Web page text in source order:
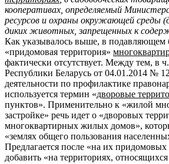
кооперативах, определяемый
ресурсов и охраны окружающей среды
диких животных, запрещенных к
Как указывалось выше, в подавляющем
«придомовая территория»
фактически отсутствует. Между тем, в
Республики Беларусь от 04.01.2014 №
деятельности по профилактике
используется термин «дворовые
пунктов». Применительно к «жилой
застройке» речь идет о «дворовых
многоквартирных жилых домов»,
«землях общего пользования
Предлагается после «на их придомовых
добавить «на территориях,